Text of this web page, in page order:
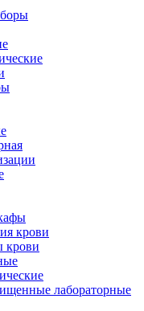
крови
крови
лабораторные